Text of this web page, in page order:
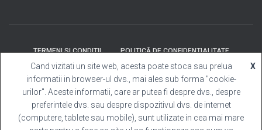
TERMENI SI CONDITII POLITICĂ DE CONFIDENȚIALITATE
SOLUȚIONAREA LITIGIILOR ANPC CONTACT
Template Cabina Foto| Copyright © 2025 Toate
Cand vizitati un site web, acesta poate stoca sau prelua
informatii in browser-ul dvs., mai ales sub forma "cookie-
urilor". Aceste informatii, care ar putea fi despre dvs., despre
preferintele dvs. sau despre dispozitivul dvs. de internet
(computere, tablete sau mobile), sunt utilizate in cea mai mare
X